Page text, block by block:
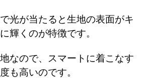
光が当たると生地の表面がキ
輝くのが特徴です。
なので、スマートに着こなす
も高いのです。